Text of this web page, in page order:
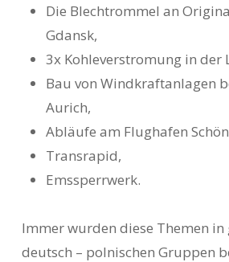
Die Blechtrommel an
Gdansk,
3x Kohleverstromung in der
Bau von Windkraftanlagen
Aurich,
Abläufe am Flughafen
Transrapid,
Emssperrwerk.
Immer wurden diese Themen in
deutsch – polnischen Gruppen